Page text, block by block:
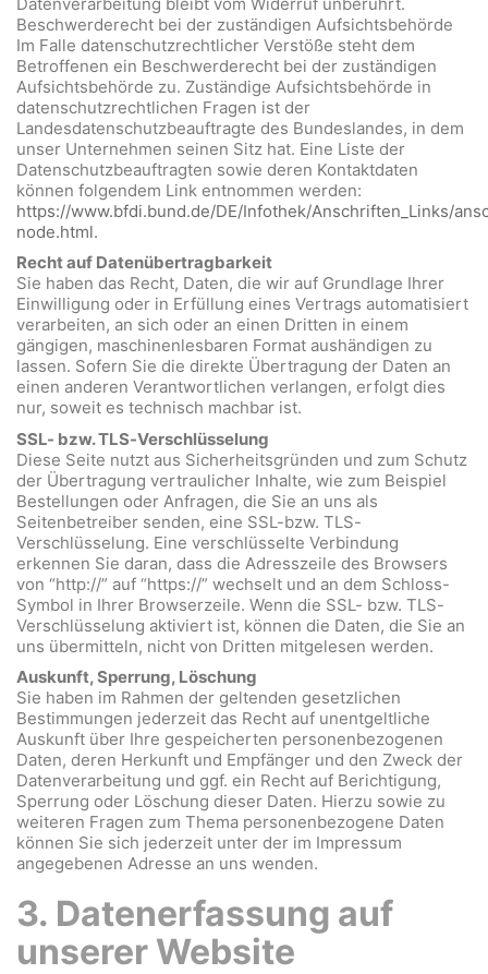
Beschwerderecht bei der zuständigen Aufsichtsbehörde
Im Falle datenschutzrechtlicher Verstöße steht dem
Betroffenen ein Beschwerderecht bei der zuständigen
Aufsichtsbehörde zu. Zuständige Aufsichtsbehörde in
datenschutzrechtlichen Fragen ist der
Landesdatenschutzbeauftragte des Bundeslandes, in dem
unser Unternehmen seinen Sitz hat. Eine Liste der
Datenschutzbeauftragten sowie deren Kontaktdaten
können folgendem Link entnommen werden:
https://www.bfdi.bund.de/DE/Infothek/Anschriften_Links/
node.html.
Recht auf Datenübertragbarkeit
Sie haben das Recht, Daten, die wir auf Grundlage Ihrer
Einwilligung oder in Erfüllung eines Vertrags automatisiert
verarbeiten, an sich oder an einen Dritten in einem
gängigen, maschinenlesbaren Format aushändigen zu
lassen. Sofern Sie die direkte Übertragung der Daten an
einen anderen Verantwortlichen verlangen, erfolgt dies
nur, soweit es technisch machbar ist.
SSL- bzw. TLS-Verschlüsselung
Diese Seite nutzt aus Sicherheitsgründen und zum Schutz
der Übertragung vertraulicher Inhalte, wie zum Beispiel
Bestellungen oder Anfragen, die Sie an uns als
Seitenbetreiber senden, eine SSL-bzw. TLS-
Verschlüsselung. Eine verschlüsselte Verbindung
erkennen Sie daran, dass die Adresszeile des Browsers
von “http://” auf “https://” wechselt und an dem Schloss-
Symbol in Ihrer Browserzeile. Wenn die SSL- bzw. TLS-
Verschlüsselung aktiviert ist, können die Daten, die Sie an
uns übermitteln, nicht von Dritten mitgelesen werden.
Auskunft, Sperrung, Löschung
Sie haben im Rahmen der geltenden gesetzlichen
Bestimmungen jederzeit das Recht auf unentgeltliche
Auskunft über Ihre gespeicherten personenbezogenen
Daten, deren Herkunft und Empfänger und den Zweck der
Datenverarbeitung und ggf. ein Recht auf Berichtigung,
Sperrung oder Löschung dieser Daten. Hierzu sowie zu
weiteren Fragen zum Thema personenbezogene Daten
können Sie sich jederzeit unter der im Impressum
angegebenen Adresse an uns wenden.
3. Datenerfassung auf
unserer Website